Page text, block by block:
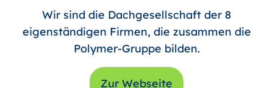
Wir sind die Dachgesellschaft der 8
eigenständigen Firmen, die zusammen die
Polymer-Gruppe bilden.
Zur Webseite